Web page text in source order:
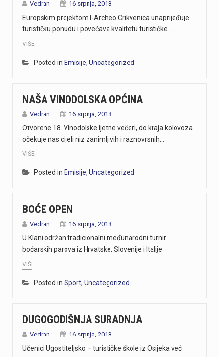
Vedran 16 srpnja, 2018
Europskim projektom I-Archeo Crikvenica unaprijeđuje
turističku ponudu i povećava kvalitetu turističke…
VIŠE
Posted in Emisije, Uncategorized
NAŠA VINODOLSKA OPĆINA
Vedran 16 srpnja, 2018
Otvorene 18. Vinodolske ljetne večeri, do kraja kolovoza
očekuje nas cijeli niz zanimljivih i raznovrsnih…
VIŠE
Posted in Emisije, Uncategorized
BOĆE OPEN
Vedran 16 srpnja, 2018
U Klani održan tradicionalni međunarodni turnir
boćarskih parova iz Hrvatske, Slovenije i Italije
VIŠE
Posted in Sport, Uncategorized
DUGOGODIŠNJA SURADNJA
Vedran 16 srpnja, 2018
Učenici Ugostiteljsko – turističke škole iz Osijeka već